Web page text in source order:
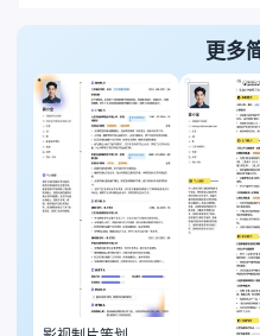
更多